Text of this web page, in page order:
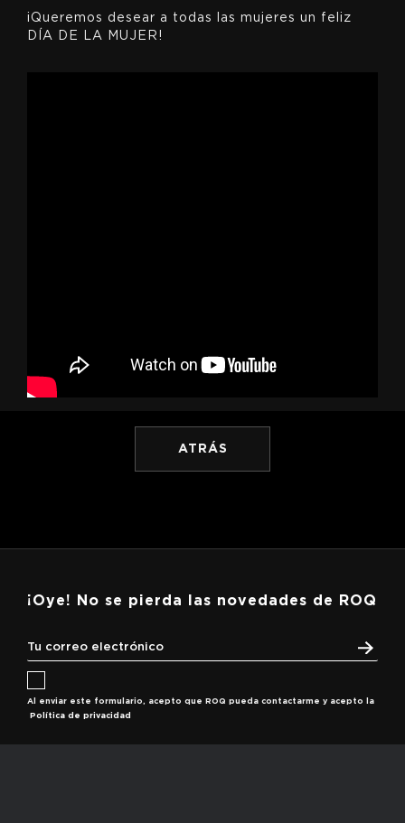
¡Queremos desear a todas las mujeres un feliz
DÍA DE LA MUJER!
ATRÁS
¡Oye! No se pierda las novedades de ROQ
Al enviar este formulario, acepto que ROQ pueda contactarme y acepto la
Política de privacidad